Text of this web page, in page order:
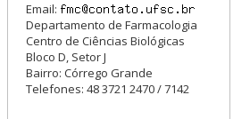
Email:
Departamento de Farmacologia
Centro de Ciências Biológicas
Bloco D, Setor J
Bairro: Córrego Grande
Telefones: 48 3721 2470 / 7142